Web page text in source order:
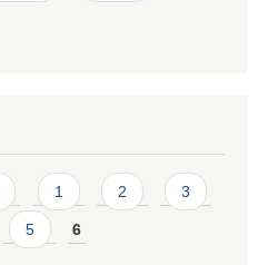
1 2 3
5 6